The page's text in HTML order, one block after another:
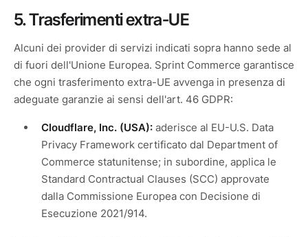
5. Trasferimenti extra-UE
Alcuni dei provider di servizi indicati sopra hanno sede al
di fuori dell'Unione Europea. Sprint Commerce garantisce
che ogni trasferimento extra-UE avvenga in presenza di
adeguate garanzie ai sensi dell'art. 46 GDPR:
Cloudflare, Inc. (USA): aderisce al EU-U.S. Data
Privacy Framework certificato dal Department of
Commerce statunitense; in subordine, applica le
Standard Contractual Clauses (SCC) approvate
dalla Commissione Europea con Decisione di
Esecuzione 2021/914.